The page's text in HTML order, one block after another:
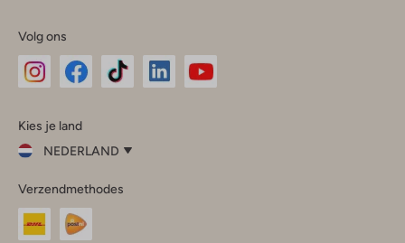
Volg ons
InstagramFacebook
Kies je land
NEDERLAND
je
land
Nederland
Verzendmethodes